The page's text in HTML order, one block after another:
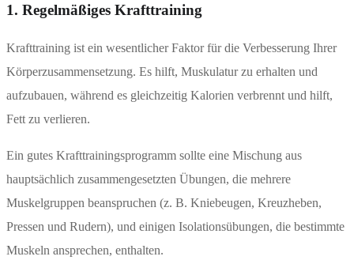
1. Regelmäßiges Krafttraining
Krafttraining ist ein wesentlicher Faktor für die Verbesserung Ihrer
Körperzusammensetzung. Es hilft, Muskulatur zu erhalten und
aufzubauen, während es gleichzeitig Kalorien verbrennt und hilft,
Fett zu verlieren.
Ein gutes Krafttrainingsprogramm sollte eine Mischung aus
hauptsächlich zusammengesetzten Übungen, die mehrere
Muskelgruppen beanspruchen (z. B. Kniebeugen, Kreuzheben,
Pressen und Rudern), und einigen Isolationsübungen, die bestimmte
Muskeln ansprechen, enthalten.